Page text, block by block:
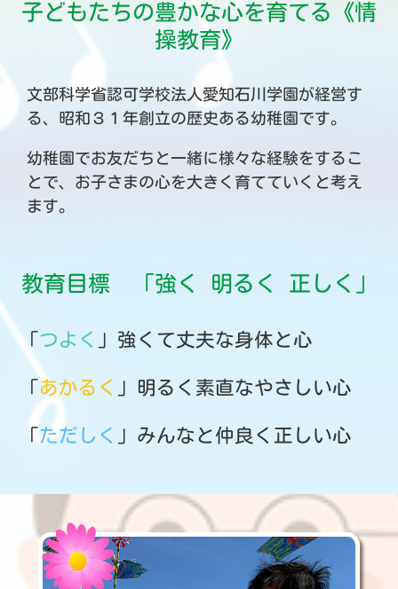
子どもたちの豊かな心を育てる《情
操教育》
文部科学省認可学校法人愛知石川学園が経営す
る、昭和３１年創立の歴史ある幼稚園です。
幼稚園でお友だちと一緒に様々な経験をするこ
とで、お子さまの心を大きく育てていくと考え
ます。
教育目標 「強く 明るく 正しく」
「 つよく 」強くて丈夫な身体と心
あかるく 」明るく素直なやさしい心
「ただしく 」みんなと仲良く正しい心